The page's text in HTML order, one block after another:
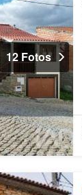
12 Fotos